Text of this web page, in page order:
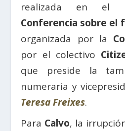
realizada en el
Conferencia sobre el
organizada por la
por el colectivo
que preside la
numeraria y
Teresa Freixes.
Para Calvo, la